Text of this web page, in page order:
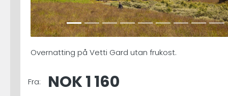
Overnatting på Vetti Gard utan frukost.
Fra: NOK 1 160